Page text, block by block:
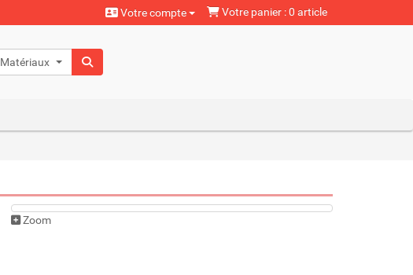
Votre compte Votre panier : 0 article
Matériaux naturels
Zoom